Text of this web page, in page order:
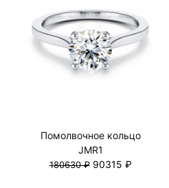
Помолвочное кольцо
JMR1
180630 ₽90315 ₽